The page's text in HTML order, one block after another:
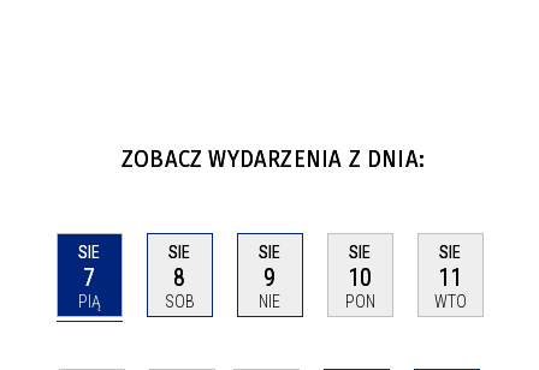
ZOBACZ WYDARZENIA Z DNIA:
SIE
7
PIĄ
SIE
8
SOB
SIE
9
NIE
SIE
10
PON
SIE
11
WTO